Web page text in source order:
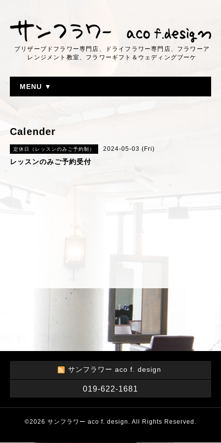
プリザーブドフラワー専門店、ドライフラワー専門店、フラワーア
レンジメント教室、フラワーギフト＆ウェディングブーケ
MENU ▼
Calender
定休日（レッスンのみご予約制） 2024-05-03 (Fri)
レッスンのみご予約受付
サンフラワー aco f. design
019-622-1681
©2026 サンフラワー aco f. design . All Rights Reserved.